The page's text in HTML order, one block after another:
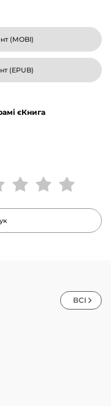
омріяного щастя
краю прірви. Та
А щоб злетіти.
(MOBI)
(EPUB)
єКнига
ВСІ